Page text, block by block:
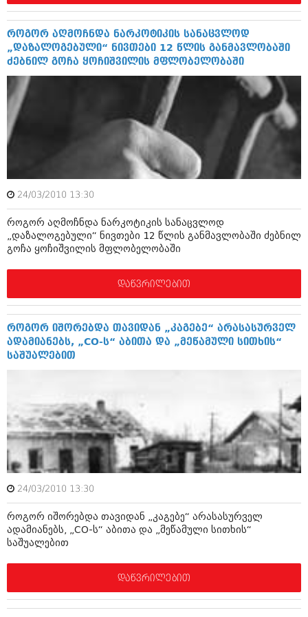
შოუბიზნესი
დაიჯესტი
ქალი და მამაკაცი
ისტორია
არქივი
აგვისტო 2018 (162)
ივლისი 2018 (223)
ივნისი 2018 (244)
მაისი 2018 (211)
აპრილი 2018 (194)
მარტი 2018 (256)
თებერვალი 2018 (208)
დეკემბერი 2017 (243)
ნოემბერი 2017 (212)
ოქტომბერი 2017 (231)
სექტემბერი 2017 (261)
მაისი 2017 (216)
აპრილი 2017 (220)
მარტი 2017 (212)
თებერვალი 2017 (205)
იანვარი 2017 (246)
დეკემბერი 2016 (207)
ნოემბერი 2016 (207)
ოქტომბერი 2016 (257)
სექტემბერი 2016 (224)
აგვისტო 2016 (258)
ივლისი 2016 (211)
აპრილი 2016 (215)
მარტი 2016 (200)
თებერვალი 2016 (250)
ისტორია
სხვადასხვა
ანონსი
არქივი
ოქტომბერი 2020 (209)
აგვისტო 2020 (249)
ივლისი 2020 (204)
ივნისი 2020 (249)
არქივის ზომის ნახვა
როგორ აღმოჩნდა ნარკოტიკის სანაცვლოდ
„დაზალოგებული“ ნივთები 12 წლის განმავლობაში
ძებნილ გოჩა ყოჩიშვილის მფლობელობაში
24/03/2010 13:30
როგორ აღმოჩნდა ნარკოტიკის სანაცვლოდ
„დაზალოგებული“ ნივთები 12 წლის განმავლობაში ძებნილ
გოჩა ყოჩიშვილის მფლობელობაში
დაწვრილებით
როგორ იშორებდა თავიდან „კაგებე“ არასასურველ
ადამიანებს, „CO-ს“ აბითა და „მეწამული სითხის“
საშუალებით
24/03/2010 13:30
როგორ იშორებდა თავიდან „კაგებე“ არასასურველ
ადამიანებს, „CO-ს“ აბითა და „მეწამული სითხის“
საშუალებით
დაწვრილებით